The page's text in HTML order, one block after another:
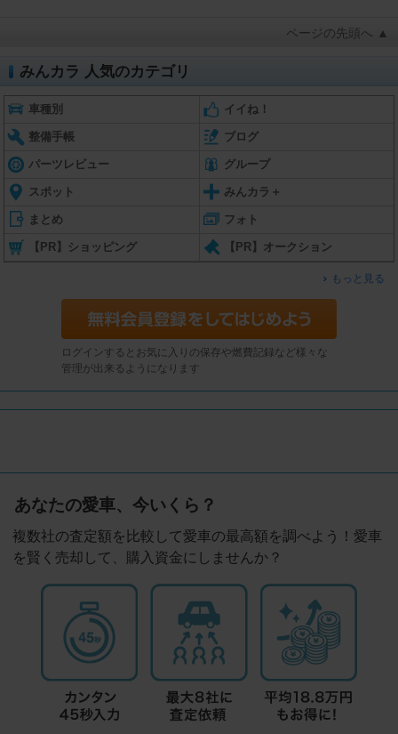
ページの先頭へ ▲
みんカラ 人気のカテゴリ
車種別 イイね！
整備手帳 ブログ
パーツレビュー グループ
スポット みんカラ＋
まとめ フォト
【PR】ショッピング 【PR】オークション
もっと見る
ログインするとお気に入りの保存や燃費記録など様々な
管理が出来るようになります
あなたの愛車、今いくら？
複数社の査定額を比較して愛車の最高額を調べよう！愛車
を賢く売却して、購入資金にしませんか？